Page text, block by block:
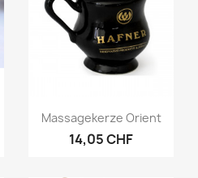
Vorschau
Massagekerze Orient
14,05 CHF